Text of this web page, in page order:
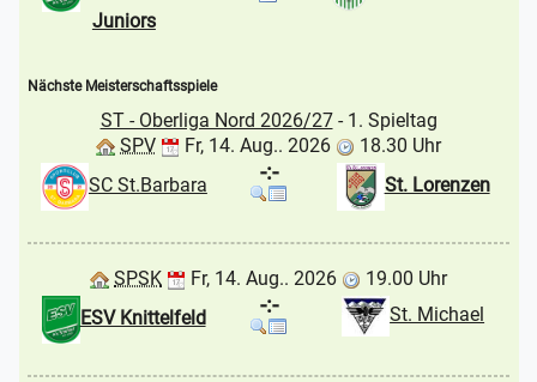
Juniors
Nächste Meisterschaftsspiele
ST - Oberliga Nord 2026/27- 1. Spieltag
SPV
Fr, 14. Aug.. 2026
18.30 Uhr
SC St.Barbara
St. Lorenzen
-:-
SPSK Fr, 14. Aug.. 2026
19.00 Uhr
ESV Knittelfeld
St. Michael
-:-